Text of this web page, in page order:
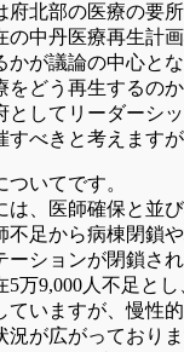
府北部の医療の要
の中丹医療再生計
かが議論の中心と
をどう再生するの
としてリーダーシ
べきと考えます
いてです。
、医師確保と並
不足から病棟閉鎖
ーションが閉鎖さ
万9,000人不足とし
ていますが、慢性
が広がっておりま